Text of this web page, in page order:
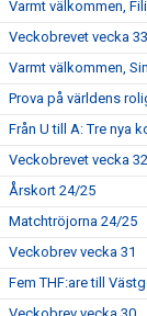
Varmt välkommen,
Veckobrevet vecka 33
Varmt välkommen,
Prova på världens
Från U till A: Tre nya
Veckobrevet vecka 32
Årskort 24/25
Matchtröjorna 24/25
Veckobrev vecka 31
Fem THF:are till